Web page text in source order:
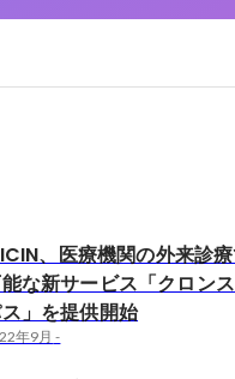
、医療機関の外来診
な新サービス「クロン
」を提供開始
年9月 -